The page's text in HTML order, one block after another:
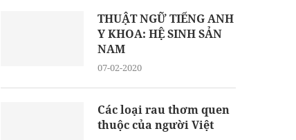
THUẬT NGỮ TIẾNG ANH
Y KHOA: HỆ SINH SẢN
NAM
07-02-2020
Các loại rau thơm quen
thuộc của người Việt